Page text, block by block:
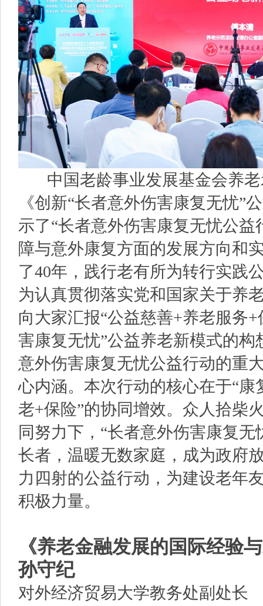
中国老龄事业发展基金会养老
《创新“长者意外伤害康复无忧”
示了“长者意外伤害康复无忧公
障与意外康复方面的发展方向和
了40年，践行老有所为转行实践
为认真贯彻落实党和国家关于养
向大家汇报“公益慈善+养老服务
害康复无忧”公益养老新模式的
意外伤害康复无忧公益行动的重
心内涵。本次行动的核心在于“康
老+保险”的协同增效。众人拾柴
同努力下，“长者意外伤害康复
长者，温暖无数家庭，成为政府
力四射的公益行动，为建设老年
积极力量。
《养老金融发展的国际经验
孙守纪
对外经济贸易大学教务处副处长